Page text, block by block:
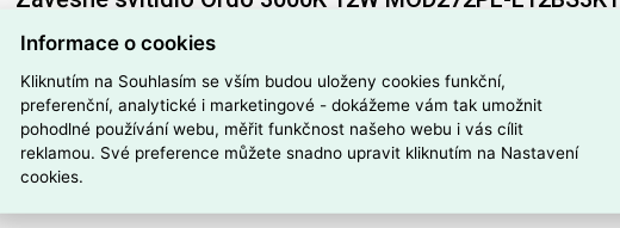
Svítidlo MOD272PL-L12BS3K1 najdete v kategoriích Svítidla, Svítidla,
dodavatele MOD272PL-L12BS3K1. Závěsné svítidlo Ordo 3000K 12W
MOD272PL-L12BS3K1 je ELSVOS1787006.
Interní název produktu
Svítidlo MOD272PL-L12BS3K1
Informace o cookies
Kliknutím na Souhlasím se vším budou uloženy cookies funkční,
preferenční, analytické i marketingové - dokážeme vám tak umožnit
pohodlné používání webu, měřit funkčnost našeho webu i vás cílit
reklamou. Své preference můžete snadno upravit kliknutím na Nastavení
cookies.